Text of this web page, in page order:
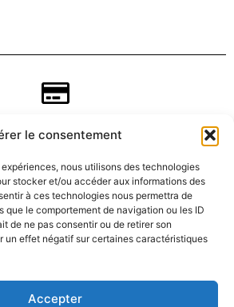
le consentement
nous utilisons des technologies
stocker et/ou accéder aux informations des
à ces technologies nous permettra de
que le comportement de navigation ou les ID
de ne pas consentir ou de retirer son
un effet négatif sur certaines caractéristiques
Accepter